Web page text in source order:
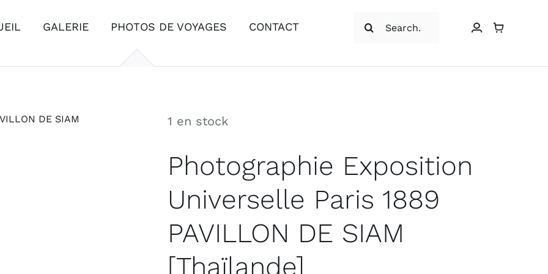
GALERIE PHOTOS DE VOYAGES CONTACT
1 en stock
Photographie Exposition
Universelle Paris 1889
PAVILLON DE SIAM
[Thaïlande]